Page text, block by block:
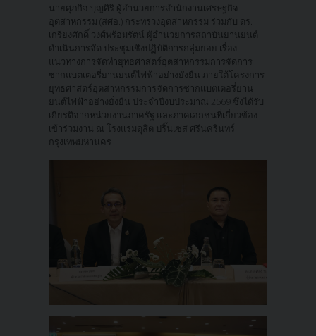
นายศุภกิจ บุญศิริ ผู้อำนวยการสำนักงานเศรษฐกิจ
อุตสาหกรรม (สศอ.) กระทรวงอุตสาหกรรม ร่วมกับ ดร.
เกรียงศักดิ์ วงศ์พร้อมรัตน์ ผู้อำนวยการสถาบันยานยนต์
ดำเนินการจัด ประชุมเชิงปฏิบัติการกลุ่มย่อย เรื่อง
แนวทางการจัดทำยุทธศาสตร์อุตสาหกรรมการจัดการ
ซากแบตเตอรี่ยานยนต์ไฟฟ้าอย่างยั่งยืน ภายใต้โครงการ
ยุทธศาสตร์อุตสาหกรรมการจัดการซากแบตเตอรี่ยาน
ยนต์ไฟฟ้าอย่างยั่งยืน ประจำปีงบประมาณ 2569 ซึ่งได้รับ
เกียรติจากหน่วยงานภาครัฐ และภาคเอกชนที่เกี่ยวข้อง
เข้าร่วมงาน ณ โรงแรมดุสิต ปริ๊นเซส ศรีนครินทร์
กรุงเทพมหานคร